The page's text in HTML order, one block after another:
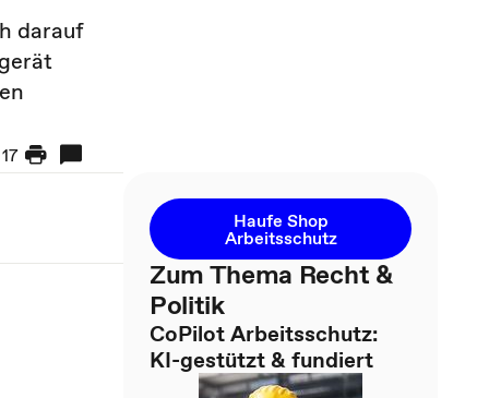
darauf
17
Haufe Shop
Arbeitsschutz
Zum Thema Recht &
Politik
CoPilot Arbeitsschutz:
KI-gestützt & fundiert